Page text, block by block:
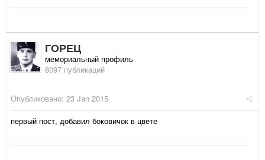
ГОРЕЦ
мемориальный профиль
8097 публикаций
Опубликовано: 23 Jan 2015
первый пост, добавил боковичок в цвете